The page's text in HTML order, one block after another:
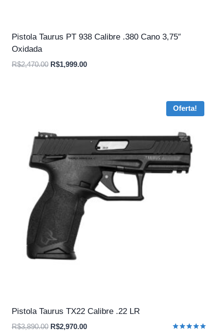
Pistola Taurus PT 938 Calibre .380 Cano 3,75″
Oxidada
R$2,470.00 O
R$1,999.00O
Oferta!
Pistola Taurus TX22 Calibre .22 LR
R$3,890.00 O
R$2,970.00O